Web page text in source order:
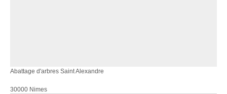
Abattage d'arbres Saint Alexandre
30000 Nimes